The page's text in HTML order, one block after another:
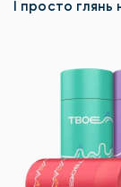
І просто